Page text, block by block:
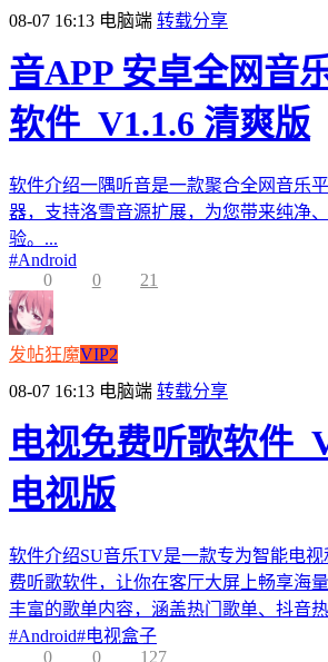
08-07 16:13 电脑端 转载分享
音APP 安卓全网音
软件_V1.1.6 清爽版
软件介绍一隅听音是一款聚合全网音乐
器，支持洛雪音源扩展，为您带来纯净
验。...
#Android
0
0 21
发帖狂魔VIP2
08-07 16:13 电脑端 转载分享
电视免费听歌软件
电视版
软件介绍SU音乐TV是一款专为智能电
费听歌软件，让你在客厅大屏上畅享海
丰富的歌单内容，涵盖热门歌单、抖音
#Android#电视盒子
0
0 127